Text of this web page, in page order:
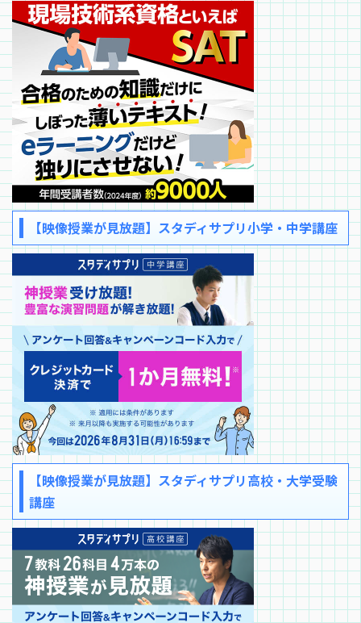
【映像授業が見放題】スタディサプリ小学・中学講座
【映像授業が見放題】スタディサプリ高校・大学受験
講座